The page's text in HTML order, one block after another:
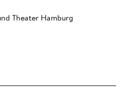
Theater Hamburg